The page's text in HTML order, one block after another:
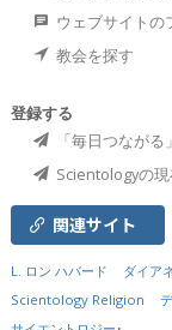
ウェブサイトの
教会を探す
登録する
「毎日つなが
Scientologyの
関連サイト
L. ロン ハバード ダイア
Scientology Religion